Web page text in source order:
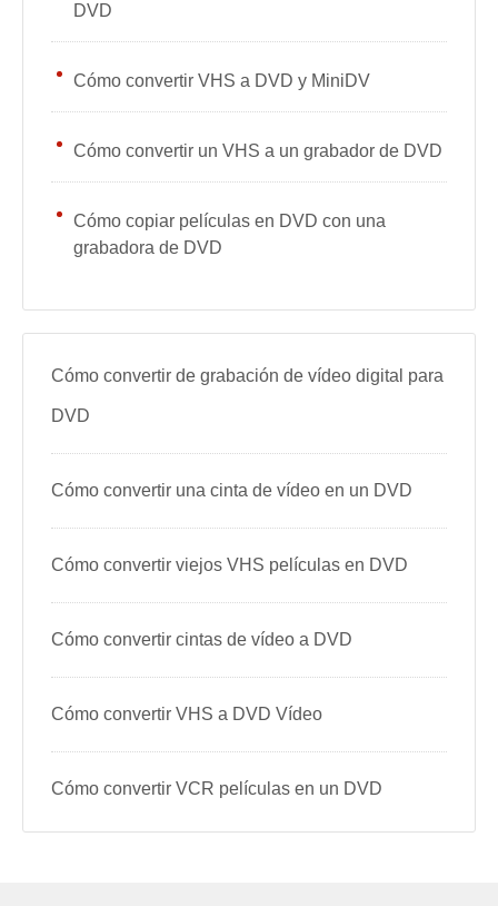
DVD
Cómo convertir VHS a DVD y MiniDV
Cómo convertir un VHS a un grabador de DVD
Cómo copiar películas en DVD con una
grabadora de DVD
Cómo convertir de grabación de vídeo digital para
DVD
Cómo convertir una cinta de vídeo en un DVD
Cómo convertir viejos VHS películas en DVD
Cómo convertir cintas de vídeo a DVD
Cómo convertir VHS a DVD Vídeo
Cómo convertir VCR películas en un DVD